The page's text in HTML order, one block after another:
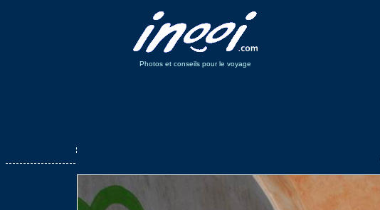
Photos et conseils pour le voyage